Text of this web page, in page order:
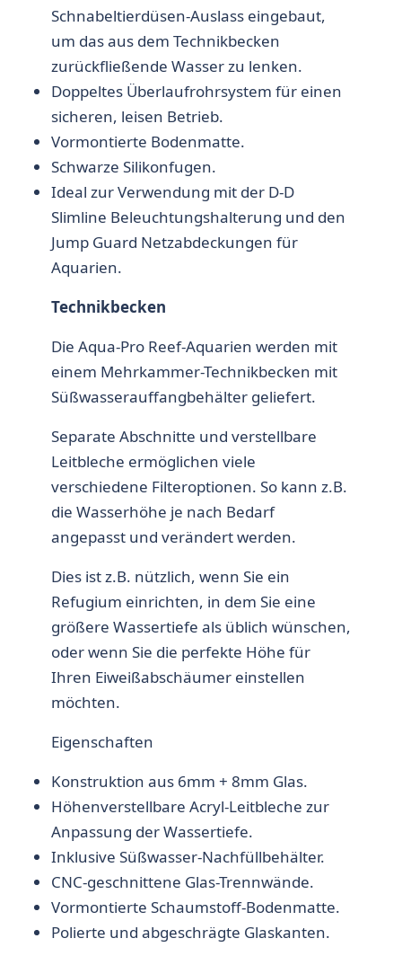
Schnabeltierdüsen-Auslass eingebaut,
um das aus dem Technikbecken
zurückfließende Wasser zu lenken.
Doppeltes Überlaufrohrsystem für einen
sicheren, leisen Betrieb.
Vormontierte Bodenmatte.
Schwarze Silikonfugen.
Ideal zur Verwendung mit der D-D
Slimline Beleuchtungshalterung und den
Jump Guard Netzabdeckungen für
Aquarien.
Technikbecken
Die Aqua-Pro Reef-Aquarien werden mit
einem Mehrkammer-Technikbecken mit
Süßwasserauffangbehälter geliefert.
Separate Abschnitte und verstellbare
Leitbleche ermöglichen viele
verschiedene Filteroptionen. So kann z.B.
die Wasserhöhe je nach Bedarf
angepasst und verändert werden.
Dies ist z.B. nützlich, wenn Sie ein
Refugium einrichten, in dem Sie eine
größere Wassertiefe als üblich wünschen,
oder wenn Sie die perfekte Höhe für
Ihren Eiweißabschäumer einstellen
möchten.
Eigenschaften
Konstruktion aus 6mm + 8mm Glas.
Höhenverstellbare Acryl-Leitbleche zur
Anpassung der Wassertiefe.
Inklusive Süßwasser-Nachfüllbehälter.
CNC-geschnittene Glas-Trennwände.
Vormontierte Schaumstoff-Bodenmatte.
Polierte und abgeschrägte Glaskanten.